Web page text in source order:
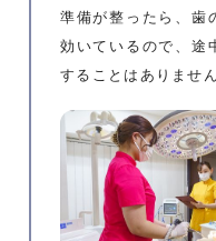
準備が整ったら、歯
効いているので、途
することはありません